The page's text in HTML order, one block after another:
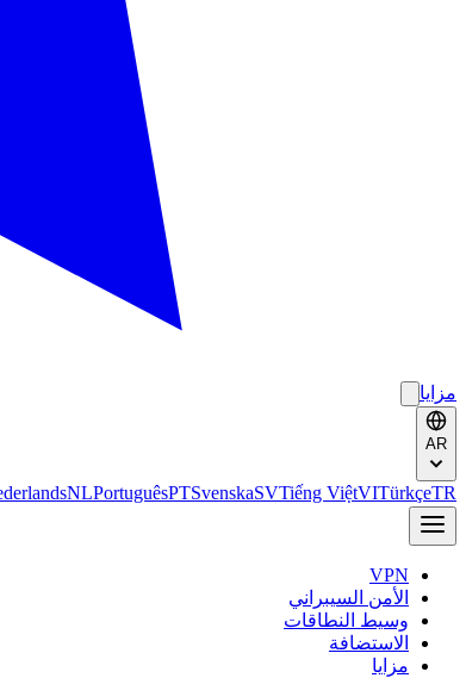
مزايا
AR
NLPortuguêsPTSvenskaSVTiếng ViệtVITürkçeTR
VPN
الأمن السيبراني
وسيط النطاقات
الاستضافة
مزايا